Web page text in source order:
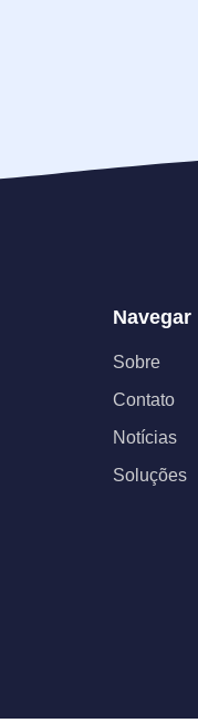
Navegar
Sobre
Contato
Notícias
Soluções